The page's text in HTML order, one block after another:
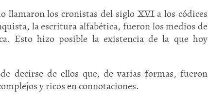
llamaron los cronistas del siglo XVI a los códices
la escritura alfabética, fueron los medios de
Esto hizo posible la existencia de la que hoy
decirse de ellos que, de varias formas, fueron
y ricos en connotaciones.